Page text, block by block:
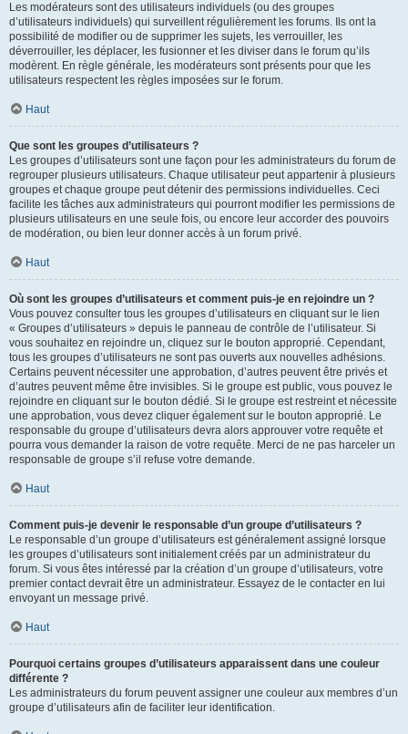
Les modérateurs sont des utilisateurs individuels (ou des groupes
d’utilisateurs individuels) qui surveillent régulièrement les forums. Ils ont la
possibilité de modifier ou de supprimer les sujets, les verrouiller, les
déverrouiller, les déplacer, les fusionner et les diviser dans le forum qu’ils
modèrent. En règle générale, les modérateurs sont présents pour que les
utilisateurs respectent les règles imposées sur le forum.
Haut
Que sont les groupes d’utilisateurs ?
Les groupes d’utilisateurs sont une façon pour les administrateurs du forum de
regrouper plusieurs utilisateurs. Chaque utilisateur peut appartenir à plusieurs
groupes et chaque groupe peut détenir des permissions individuelles. Ceci
facilite les tâches aux administrateurs qui pourront modifier les permissions de
plusieurs utilisateurs en une seule fois, ou encore leur accorder des pouvoirs
de modération, ou bien leur donner accès à un forum privé.
Haut
Où sont les groupes d’utilisateurs et comment puis-je en rejoindre un ?
Vous pouvez consulter tous les groupes d’utilisateurs en cliquant sur le lien
« Groupes d’utilisateurs » depuis le panneau de contrôle de l’utilisateur. Si
vous souhaitez en rejoindre un, cliquez sur le bouton approprié. Cependant,
tous les groupes d’utilisateurs ne sont pas ouverts aux nouvelles adhésions.
Certains peuvent nécessiter une approbation, d’autres peuvent être privés et
d’autres peuvent même être invisibles. Si le groupe est public, vous pouvez le
rejoindre en cliquant sur le bouton dédié. Si le groupe est restreint et nécessite
une approbation, vous devez cliquer également sur le bouton approprié. Le
responsable du groupe d’utilisateurs devra alors approuver votre requête et
pourra vous demander la raison de votre requête. Merci de ne pas harceler un
responsable de groupe s’il refuse votre demande.
Haut
Comment puis-je devenir le responsable d’un groupe d’utilisateurs ?
Le responsable d’un groupe d’utilisateurs est généralement assigné lorsque
les groupes d’utilisateurs sont initialement créés par un administrateur du
forum. Si vous êtes intéressé par la création d’un groupe d’utilisateurs, votre
premier contact devrait être un administrateur. Essayez de le contacter en lui
envoyant un message privé.
Haut
Pourquoi certains groupes d’utilisateurs apparaissent dans une couleur
différente ?
Les administrateurs du forum peuvent assigner une couleur aux membres d’un
groupe d’utilisateurs afin de faciliter leur identification.